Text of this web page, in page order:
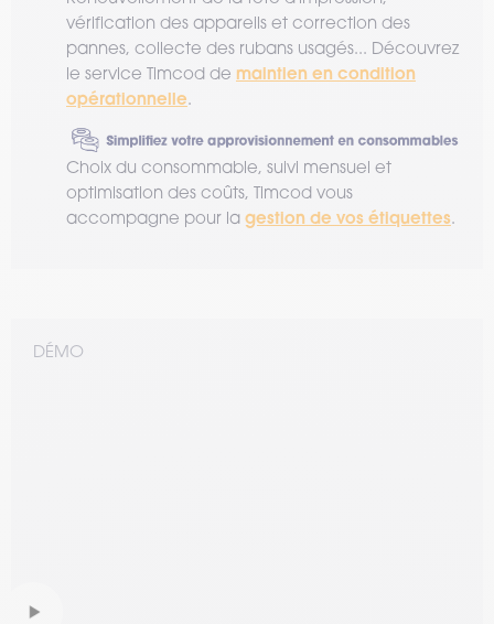
vérification des appareils et correction des
pannes, collecte des rubans usagés... Découvrez
le service Timcod de maintien en condition
opérationnelle.
Choix du consommable, suivi mensuel et
optimisation des coûts, Timcod vous
accompagne pour la gestion de vos étiquettes.
DÉMO